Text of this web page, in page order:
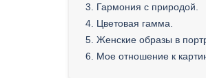
3. Гармония с природой.
4. Цветовая гамма.
5. Женские образы в
6. Мое отношение к